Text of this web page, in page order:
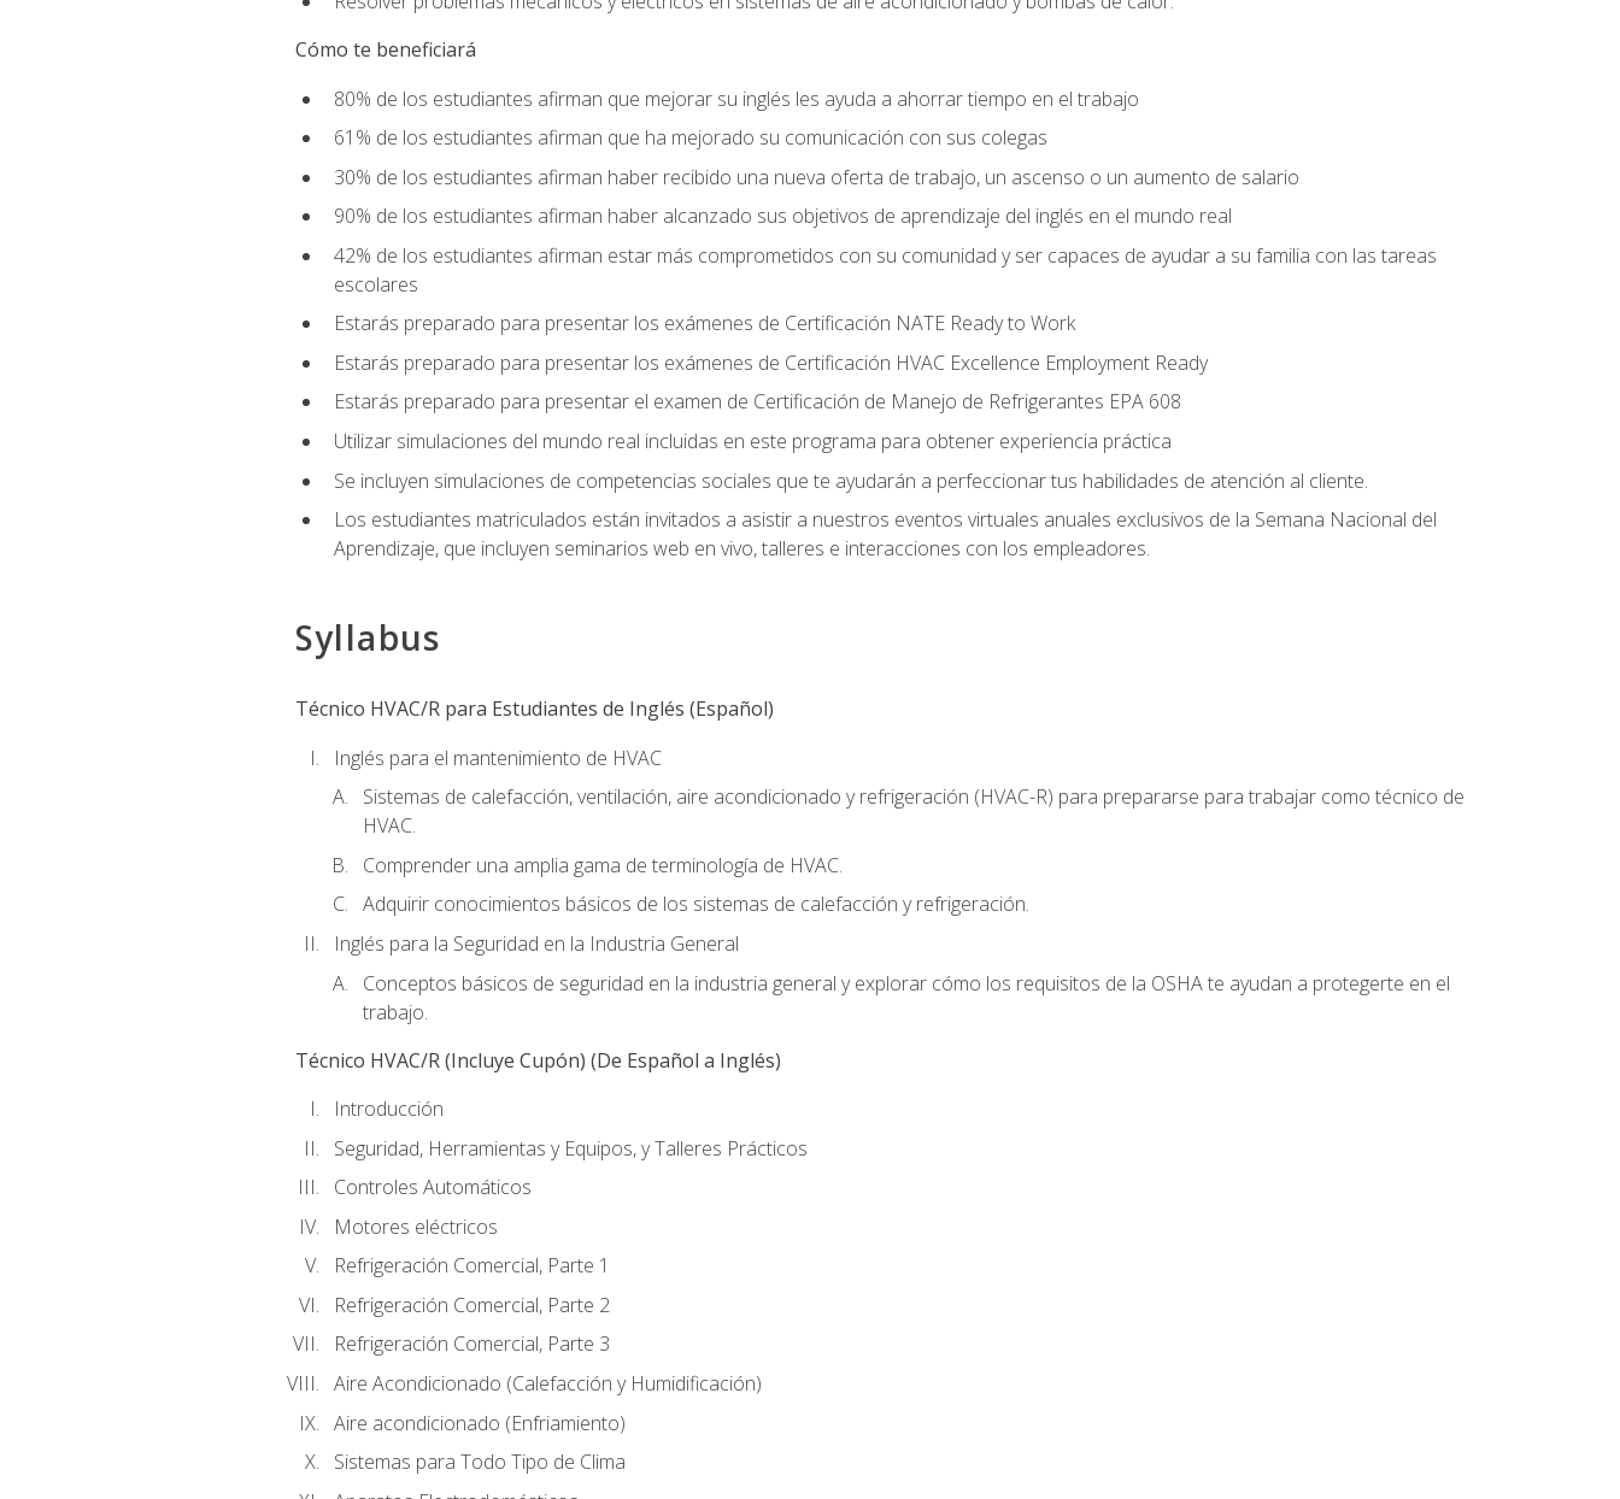
Cómo te beneficiará
80% de los estudiantes afirman que mejorar su inglés les ayuda a ahorrar tiempo en el trabajo
61% de los estudiantes afirman que ha mejorado su comunicación con sus colegas
30% de los estudiantes afirman haber recibido una nueva oferta de trabajo, un ascenso o un aumento de salario
90% de los estudiantes afirman haber alcanzado sus objetivos de aprendizaje del inglés en el mundo real
42% de los estudiantes afirman estar más comprometidos con su comunidad y ser capaces de ayudar a su familia con las tareas
escolares
Estarás preparado para presentar los exámenes de Certificación NATE Ready to Work
Estarás preparado para presentar los exámenes de Certificación HVAC Excellence Employment Ready
Estarás preparado para presentar el examen de Certificación de Manejo de Refrigerantes EPA 608
Utilizar simulaciones del mundo real incluidas en este programa para obtener experiencia práctica
Se incluyen simulaciones de competencias sociales que te ayudarán a perfeccionar tus habilidades de atención al cliente.
Los estudiantes matriculados están invitados a asistir a nuestros eventos virtuales anuales exclusivos de la Semana Nacional del
Aprendizaje, que incluyen seminarios web en vivo, talleres e interacciones con los empleadores.
Syllabus
Técnico HVAC/R para Estudiantes de Inglés (Español)
Inglés para el mantenimiento de HVAC
Sistemas de calefacción, ventilación, aire acondicionado y refrigeración (HVAC-R) para prepararse para trabajar como técnico de
HVAC.
Comprender una amplia gama de terminología de HVAC.
Adquirir conocimientos básicos de los sistemas de calefacción y refrigeración.
Inglés para la Seguridad en la Industria General
Conceptos básicos de seguridad en la industria general y explorar cómo los requisitos de la OSHA te ayudan a protegerte en el
trabajo.
Técnico HVAC/R (Incluye Cupón) (De Español a Inglés)
Introducción
Seguridad, Herramientas y Equipos, y Talleres Prácticos
Controles Automáticos
Motores eléctricos
Refrigeración Comercial, Parte 1
Refrigeración Comercial, Parte 2
Refrigeración Comercial, Parte 3
Aire Acondicionado (Calefacción y Humidificación)
Aire acondicionado (Enfriamiento)
Sistemas para Todo Tipo de Clima